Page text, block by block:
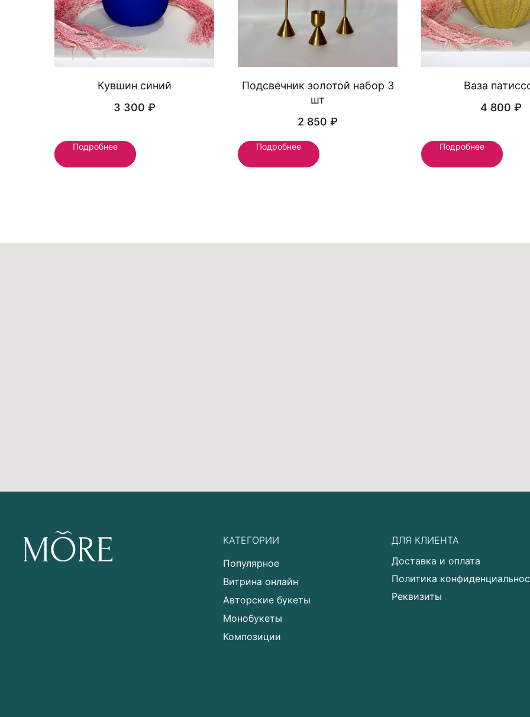
Кувшин синий
3 300 ₽
Подробнее
Подсвечник золотой набор 3
шт
2 850 ₽
Подробнее
Ваза
4 800 ₽
Подробнее
Политика
КАТЕГОРИИ
Витрина онлайн
Популярное
Монобукеты
Авторские букеты
Композиции
Доставка и оплата
ДЛЯ КЛИЕНТА
Реквизиты